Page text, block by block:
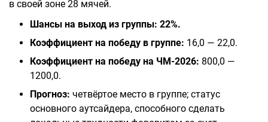
в своей зоне 28 мячей.
Шансы на выход из группы: 22%.
Коэффициент на победу в группе: 16,0 — 22,0.
Коэффициент на победу на ЧМ-2026: 800,0 —
1200,0.
Прогноз: четвёртое место в группе; статус
основного аутсайдера, способного сделать